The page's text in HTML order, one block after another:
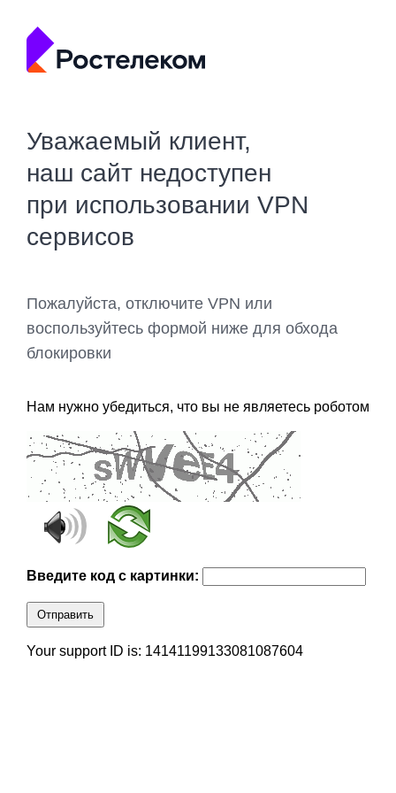
Уважаемый клиент,
наш сайт недоступен
при использовании VPN
сервисов
Пожалуйста, отключите VPN или
воспользуйтесь формой ниже для обхода
блокировки
Нам нужно убедиться, что вы не являетесь роботом
Введите код с картинки:
Отправить
Your support ID is: 14141199133081087604